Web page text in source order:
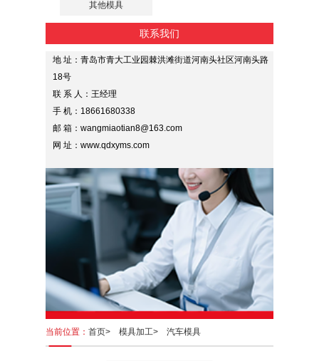
其他模具
联系我们
地 址：青岛市青大工业园棘洪滩街道河南头社区河南头路
18号
联 系 人：王经理
手 机：18661680338
邮 箱：wangmiaotian8@163.com
网 址：www.qdxyms.com
当前位置： 首页> 模具加工> 汽车模具